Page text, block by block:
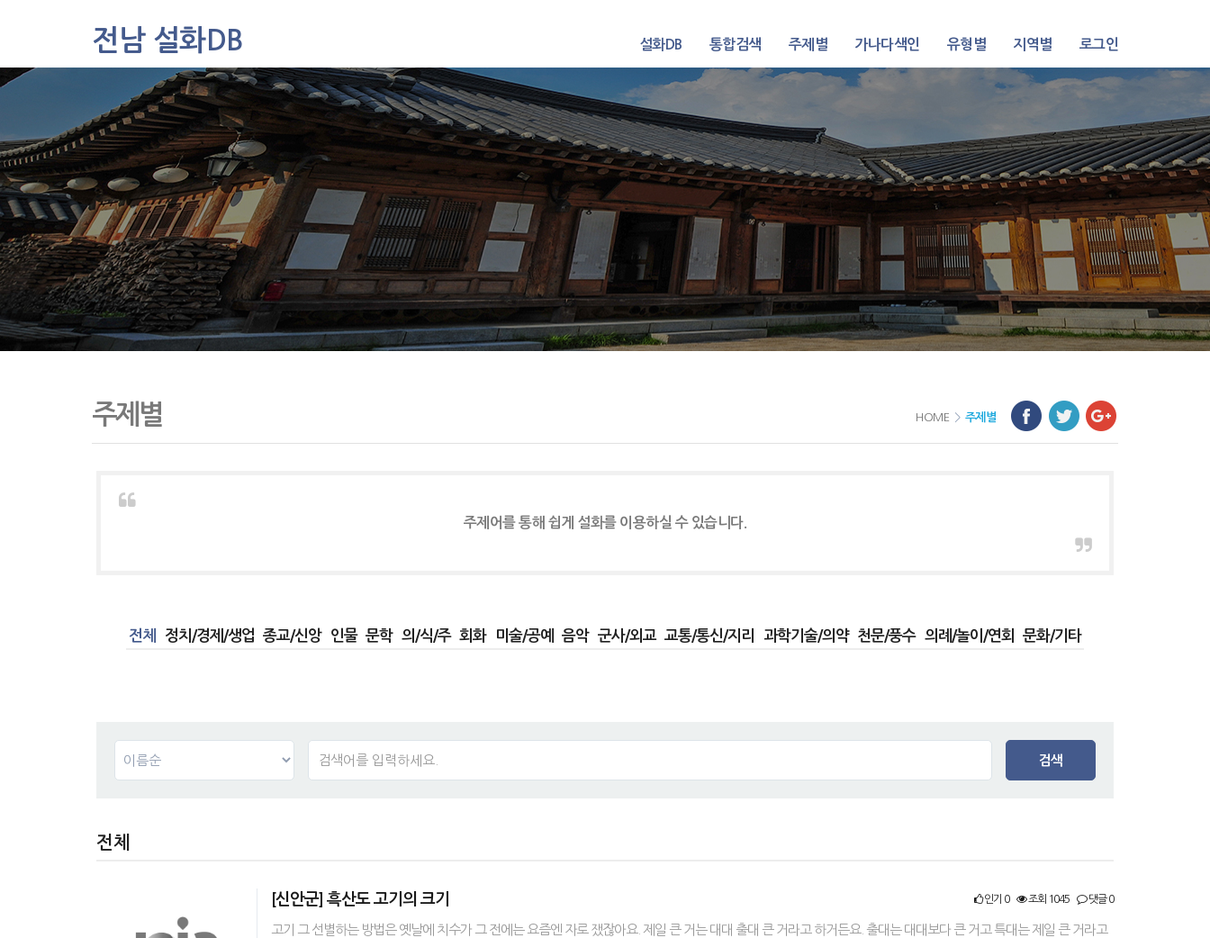
주제별
가나다색인
유형별
지역별
로그인
지역별
유형별
가나다색인
주제별
통합검색
설화DB
전남 설화DB
주제별 HOME > 주제별
주제어를 통해 쉽게 설화를 이용하실 수 있습니다.
전체 정치/경제/생업 종교/신앙 인물 문학 의/식/주 회화 미술/공예 음악 군사/외교 교통/통신/지리 과학기술/의약 천문/풍수 의례/놀이/연회 문화/기타
검색
전체
[신안군] 흑산도 고기의 크기 인기 0 조회 1045 댓글 0
고기 그 선별하는 방법은 옛날에 치수가 그 전에는 요즘엔 자로 쟀잖아요. 제일 큰 거는 대대 출대 큰 거라고 하거든요. 출대는 대대보다 큰 거고 특대는 제일 큰 거라고